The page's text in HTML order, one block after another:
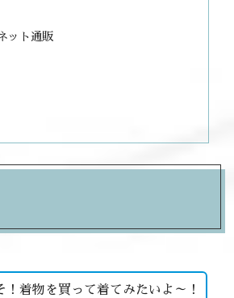
ット通販
！着物を買って着てみたいよ～！